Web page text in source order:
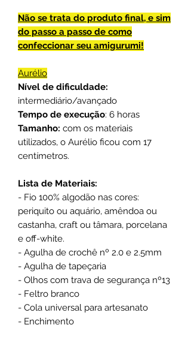
Não se trata do produto final, e sim
do passo a passo de como
confeccionar seu amigurumi!
Aurélio
Nível de dificuldade:
intermediário/avançado
Tempo de execução: 6 horas
Tamanho: com os materiais
utilizados, o Aurélio ficou com 17
centímetros.
Lista de Materiais:
- Fio 100% algodão nas cores:
periquito ou aquário, amêndoa ou
castanha, craft ou tâmara, porcelana
e off-white.
- Agulha de crochê nº 2.0 e 2.5mm
- Agulha de tapeçaria
- Olhos com trava de segurança nº13
- Feltro branco
- Cola universal para artesanato
- Enchimento